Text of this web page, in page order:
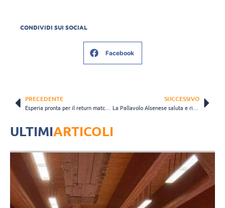
CONDIVIDI SUI SOCIAL
Facebook
PRECEDENTE
Esperia pronta per il return match contro Albese
SUCCESSIVO
La Pallavolo Alsenese saluta e ringrazia Lancini, Gabrielli e Tonini
ULTIMIARTICOLI